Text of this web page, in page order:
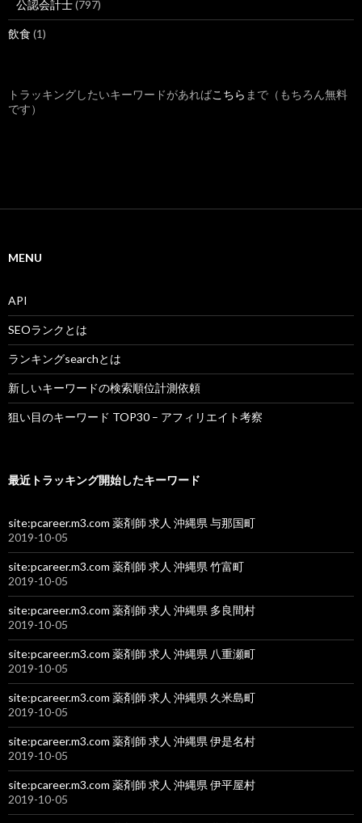
公認会計士(797)
飲食 (1)
トラッキングしたいキーワードがあればこちら まで（もちろん無料
です）
MENU
API
SEOランクとは
ランキングsearchとは
新しいキーワードの検索順位計測依頼
狙い目のキーワード TOP30 – アフィリエイト考察
最近トラッキング開始したキーワード
site:pcareer.m3.com 薬剤師 求人 沖縄県 与那国町
2019-10-05
site:pcareer.m3.com 薬剤師 求人 沖縄県 竹富町
2019-10-05
site:pcareer.m3.com 薬剤師 求人 沖縄県 多良間村
2019-10-05
site:pcareer.m3.com 薬剤師 求人 沖縄県 八重瀬町
2019-10-05
site:pcareer.m3.com 薬剤師 求人 沖縄県 久米島町
2019-10-05
site:pcareer.m3.com 薬剤師 求人 沖縄県 伊是名村
2019-10-05
site:pcareer.m3.com 薬剤師 求人 沖縄県 伊平屋村
2019-10-05